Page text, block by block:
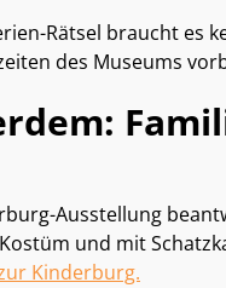
Rätsel braucht es
des Museums
Ausstellung
und mit
Kinderburg.